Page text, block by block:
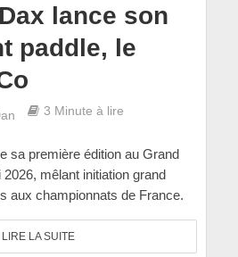
lance son
paddle, le
3 Minute à lire
sa première édition au Grand
mêlant initiation grand
aux championnats de France.
LIRE LA SUITE